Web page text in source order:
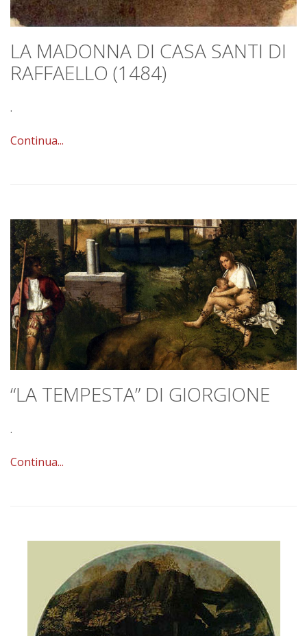
LA MADONNA DI CASA SANTI DI
RAFFAELLO (1484)
.
Continua...
“LA TEMPESTA” DI GIORGIONE
.
Continua...